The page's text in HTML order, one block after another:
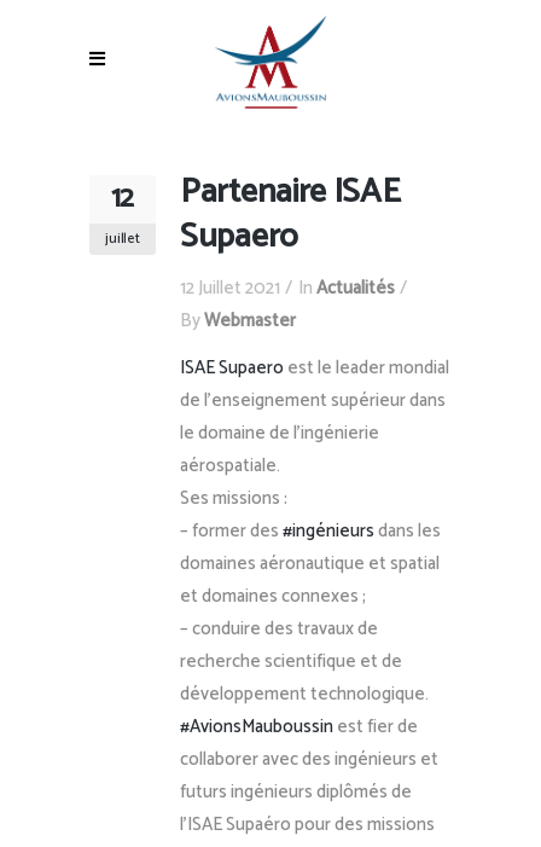
12
juillet
Partenaire ISAE
Supaero
12 Juillet 2021 InActualités
ByWebmaster
ISAE Supaero est le leader mondial
de l’enseignement supérieur dans
le domaine de l’ingénierie
aérospatiale.
Ses missions :
– former des#ingénieursdans les
domaines aéronautique et spatial
et domaines connexes ;
– conduire des travaux de
recherche scientifique et de
développement technologique.
#AvionsMauboussinest fier de
collaborer avec des ingénieurs et
futurs ingénieurs diplômés de
l’ISAE Supaéro pour des missions